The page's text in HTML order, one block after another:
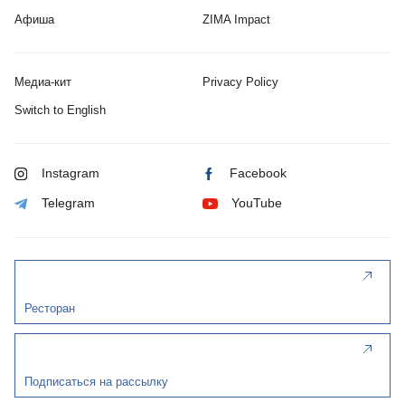
Афиша ZIMA Impact
Медиа-кит Privacy Policy
Switch to English
Instagram Facebook
Telegram YouTube
Ресторан
Подписаться на рассылку